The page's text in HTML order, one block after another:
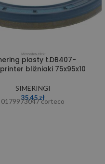
piasty t.DB407-
bliźniaki 75x95x10
SIMERINGI
35,45zł
0179973047 corteco